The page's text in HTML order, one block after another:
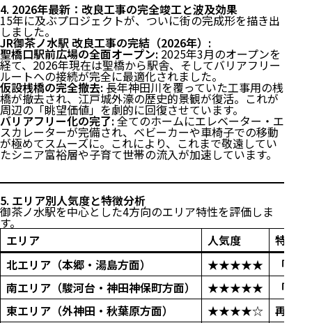
4. 2026年最新：改良工事の完全竣工と波及効果
15年に及ぶプロジェクトが、ついに街の完成形を描き出
しました。
JR御茶ノ水駅 改良工事の完結（2026年）:
聖橋口駅前広場の全面オープン:2025年3月のオープンを
経て、2026年現在は聖橋から駅舎、そしてバリアフリー
ルートへの接続が完全に最適化されました。
仮設桟橋の完全撤去:長年神田川を覆っていた工事用の桟
橋が撤去され、江戸城外濠の歴史的景観が復活。これが
周辺の「眺望価値」を劇的に回復させています。
バリアフリー化の完了:全てのホームにエレベーター・エ
スカレーターが完備され、ベビーカーや車椅子での移動
が極めてスムーズに。これにより、これまで敬遠してい
たシニア富裕層や子育て世帯の流入が加速しています。
5. エリア別人気度と特徴分析
御茶ノ水駅を中心とした4方向のエリア特性を評価しま
す。
エリア
人気度
特徴・
北エリア（本郷・湯島方面）
★★★★★
「文
南エリア（駿河台・神田神保町方面）
★★★★★
「千
東エリア（外神田・秋葉原方面）
★★★★☆
再開発
1. 交通アクセス：都心を東西南北に貫く、圧倒的なハ
ブ機能
2. 買い物・QOL：エキナカ「エキュート」の全面稼働
と知的な街並み
3. 公共施設・教育・医療機関一覧：日本最大級の「医
療・教育」集積地
4. 2026年最新：改良工事の完全竣工と波及効果
5. エリア別人気度と特徴分析
6. 市場価値分析：千代田・文京の「壁」を越える高水
準